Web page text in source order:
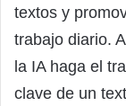
textos y
trabajo diario.
la IA haga el
clave de un